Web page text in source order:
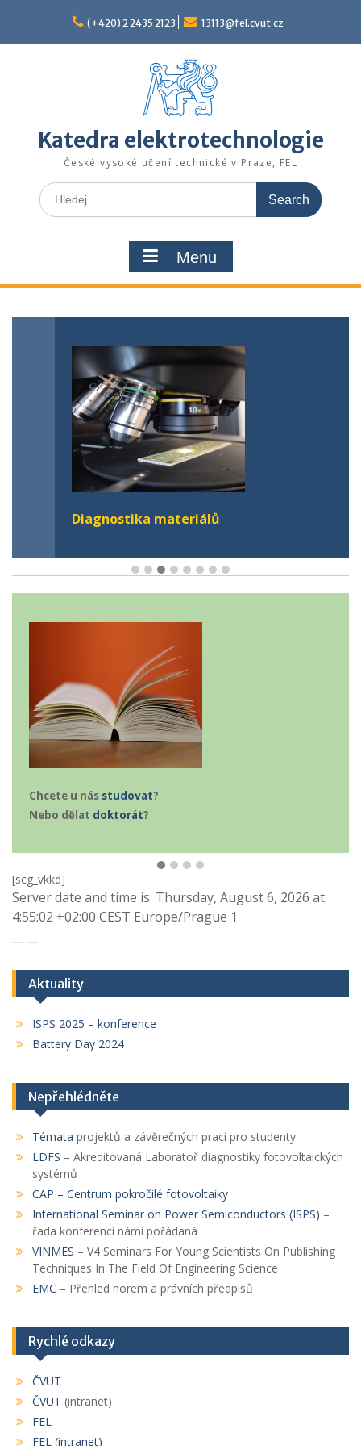
content
(+420) 2 2435 2123 13113@fel.cvut.cz
Katedra elektrotechnologie
České vysoké učení technické v Praze, FEL
Search
for:
Menu
Diagnostika materiálů
Chcete u nás studovat?
Nebo dělat doktorát?
[scg_vkkd]
Server date and time is: Thursday, August 6, 2026 at
4:55:02 +02:00 CEST Europe/Prague 1
Aktuality
ISPS 2025 – konference
Battery Day 2024
Nepřehlédněte
Témata projektů a závěrečných prací pro studenty
LDFS – Akreditovaná Laboratoř diagnostiky fotovoltaických
systémů
CAP – Centrum pokročilé fotovoltaiky
International Seminar on Power Semiconductors (ISPS) –
řada konferencí námi pořádaná
VINMES – V4 Seminars For Young Scientists On Publishing
Techniques In The Field Of Engineering Science
EMC – Přehled norem a právních předpisů
Rychlé odkazy
ČVUT
ČVUT (intranet)
FEL
FEL (intranet)